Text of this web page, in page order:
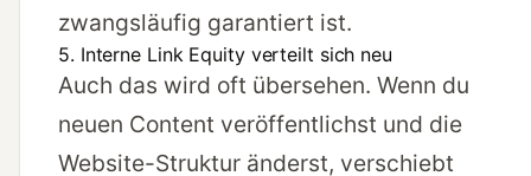
zwangsläufig garantiert ist.
5. Interne Link Equity verteilt sich neu
Auch das wird oft übersehen. Wenn du
neuen Content veröffentlichst und die
Website-Struktur änderst, verschiebt